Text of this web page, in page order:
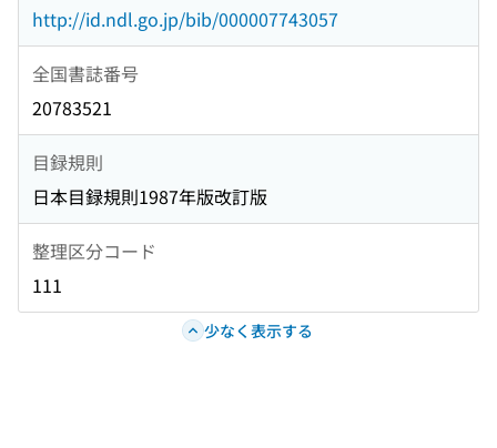
http://id.ndl.go.jp/bib/000007743057
全国書誌番号
20783521
目録規則
日本目録規則1987年版改訂版
整理区分コード
111
少なく表示する